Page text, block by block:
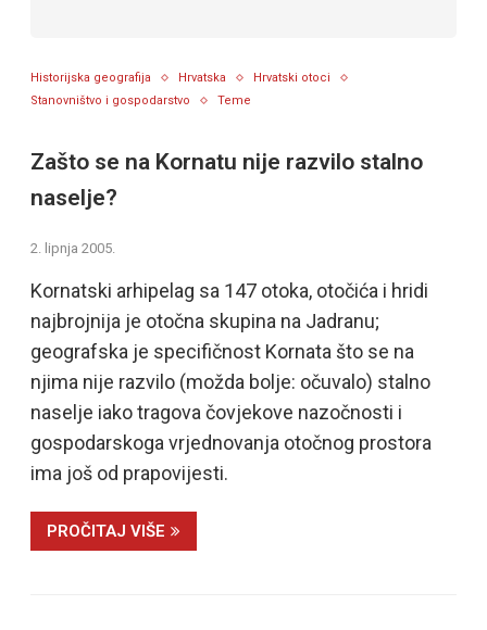
Historijska geografija Hrvatska
Hrvatski otoci
Stanovništvo i gospodarstvo
Teme
Zašto se na Kornatu nije razvilo stalno
naselje?
2. lipnja 2005.
Kornatski arhipelag sa 147 otoka, otočića i hridi
najbrojnija je otočna skupina na Jadranu;
geografska je specifičnost Kornata što se na
njima nije razvilo (možda bolje: očuvalo) stalno
naselje iako tragova čovjekove nazočnosti i
gospodarskoga vrjednovanja otočnog prostora
ima još od prapovijesti.
PROČITAJ VIŠE